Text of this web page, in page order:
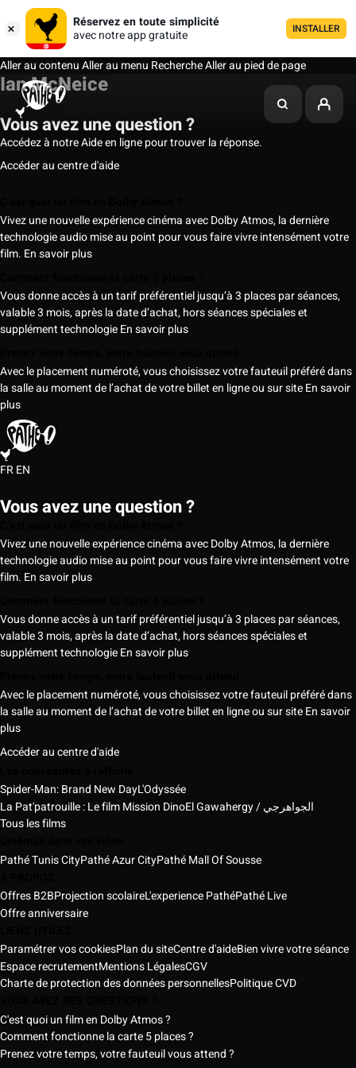
Réservez en toute simplicité
avec notre app gratuite
INSTALLER
Aller au contenuAller au menu RechercheAller au pied de page
Ian McNeice
Vous avez une question ?
Accédez à notre Aide en ligne pour trouver la réponse.
Accéder au centre d'aide
Vivez une nouvelle expérience cinéma avec Dolby Atmos, la dernière
technologie audio mise au point pour vous faire vivre intensément votre
film. En savoir plus
Vous donne accès à un tarif préférentiel jusqu’à 3 places par séances,
valable 3 mois, après la date d’achat, hors séances spéciales et
supplément technologieEn savoir plus
Avec le placement numéroté, vous choisissez votre fauteuil préféré dans
la salle au moment de l’achat de votre billet en ligne ou sur siteEn savoir
plus
FREN
Vous avez une question ?
Vivez une nouvelle expérience cinéma avec Dolby Atmos, la dernière
technologie audio mise au point pour vous faire vivre intensément votre
film. En savoir plus
Vous donne accès à un tarif préférentiel jusqu’à 3 places par séances,
valable 3 mois, après la date d’achat, hors séances spéciales et
supplément technologieEn savoir plus
Avec le placement numéroté, vous choisissez votre fauteuil préféré dans
la salle au moment de l’achat de votre billet en ligne ou sur siteEn savoir
plus
Accéder au centre d'aide
Spider-Man: Brand New DayL'Odyssée
La Pat'patrouille : Le film Mission Dino
El Gawahergy / الجواهرجي
Tous les films
Pathé Tunis CityPathé Azur CityPathé Mall Of Sousse
Offres B2BProjection scolaireL'experience PathéPathé Live
Offre anniversaire
Paramétrer vos cookiesPlan du siteCentre d'aideBien vivre votre séance
Espace recrutementMentions LégalesCGV
Charte de protection des données personnellesPolitique CVD
C'est quoi un film en Dolby Atmos ?
Comment fonctionne la carte 5 places ?
Prenez votre temps, votre fauteuil vous attend ?